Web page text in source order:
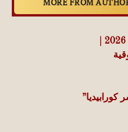
MORE FROM